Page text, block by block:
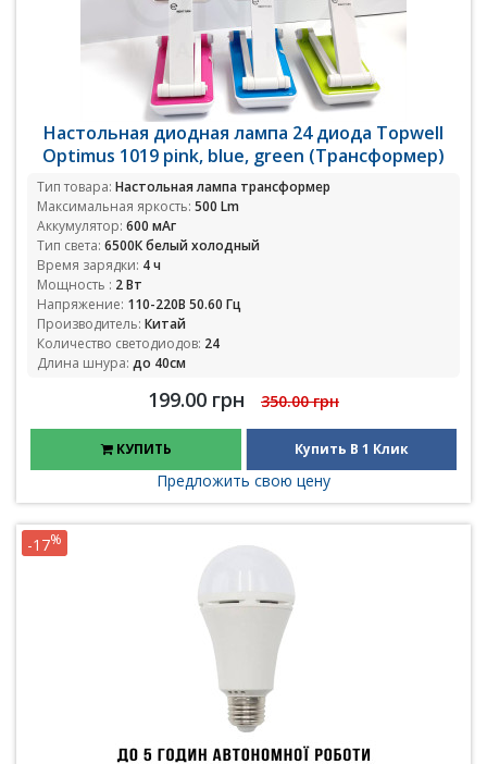
Настольная диодная лампа 24 диода Topwell
Optimus 1019 pink, blue, green (Трансформер)
Тип товара: Настольная лампа трансформер
Максимальная яркость: 500 Lm
Аккумулятор: 600 мАг
Тип света: 6500К белый холодный
Время зарядки: 4 ч
Мощность : 2 Вт
Напряжение: 110-220В 50.60 Гц
Производитель: Китай
Количество светодиодов: 24
Длина шнура: до 40см
199.00 грн 350.00 грн
КУПИТЬ Купить В 1 Клик
Предложить свою цену
-17%